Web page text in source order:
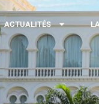
ACTUALITÉS